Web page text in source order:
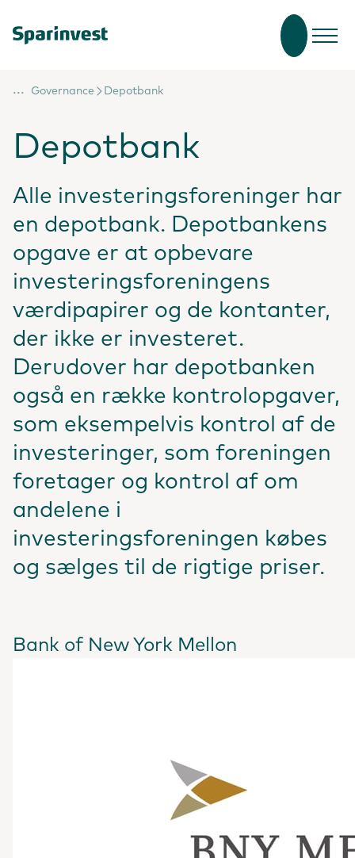
... Governance Depotbank
Depotbank
Alle investeringsforeninger har
en depotbank. Depotbankens
opgave er at opbevare
investeringsforeningens
værdipapirer og de kontanter,
der ikke er investeret.
Derudover har depotbanken
også en række kontrolopgaver,
som eksempelvis kontrol af de
investeringer, som foreningen
foretager og kontrol af om
andelene i
investeringsforeningen købes
og sælges til de rigtige priser.
Bank of New York Mellon